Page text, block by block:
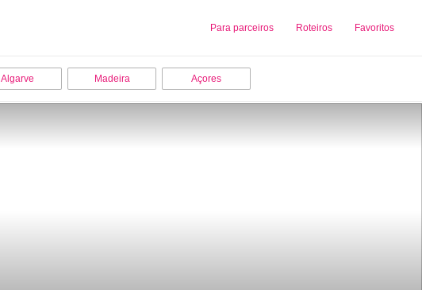
Para parceiros Roteiros Favoritos
Sobre nós Adicionar uma Empresa
Algarve Madeira Açores